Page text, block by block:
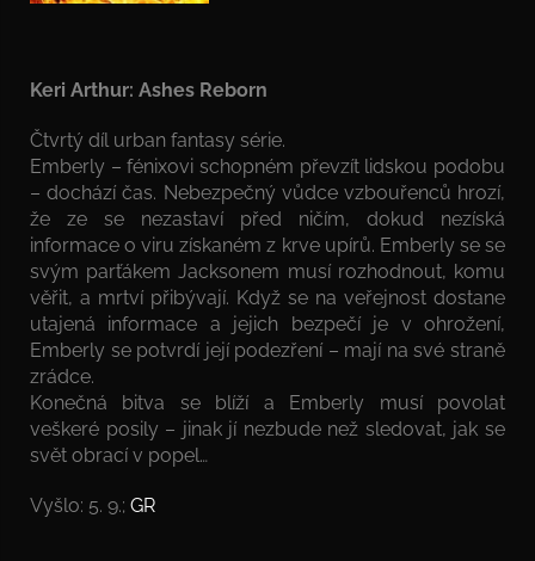
Keri Arthur: Ashes Reborn
Čtvrtý díl urban fantasy série.
Emberly – fénixovi schopném převzít lidskou podobu
– dochází čas. Nebezpečný vůdce vzbouřenců hrozí,
že ze se nezastaví před ničím, dokud nezíská
informace o viru získaném z krve upírů. Emberly se se
svým parťákem Jacksonem musí rozhodnout, komu
věřit, a mrtví přibývají. Když se na veřejnost dostane
utajená informace a jejich bezpečí je v ohrožení,
Emberly se potvrdí její podezření – mají na své straně
zrádce.
Konečná bitva se blíží a Emberly musí povolat
veškeré posily – jinak jí nezbude než sledovat, jak se
svět obrací v popel…
Vyšlo: 5. 9.; GR